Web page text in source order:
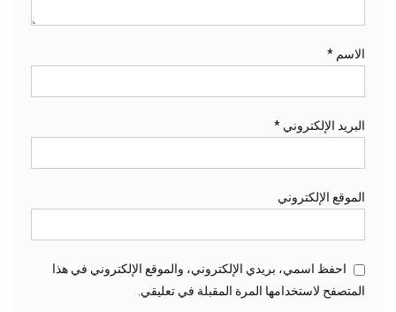
الاسم *
البريد الإلكتروني *
الموقع الإلكتروني
احفظ اسمي، بريدي الإلكتروني، والموقع الإلكتروني في هذا
المتصفح لاستخدامها المرة المقبلة في تعليقي.